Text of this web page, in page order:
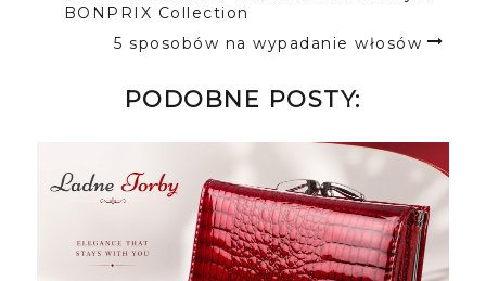
BONPRIX Collection
5 sposobów na wypadanie włosów
PODOBNE POSTY: